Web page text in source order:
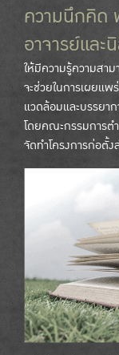
ความนึกคิด
อาจารย์และ
ให้มีความรู้ความส
จะช่วยในการเผยแพ
แวดล้อมและบรรยา
โดยคณะกรรมการต
จัดทำโครงการก่อตั้